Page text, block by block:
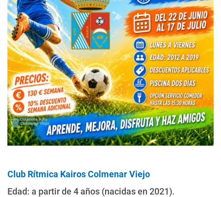
Club Rítmica Kairos Colmenar Viejo
Edad: a partir de 4 años (nacidas en 2021).